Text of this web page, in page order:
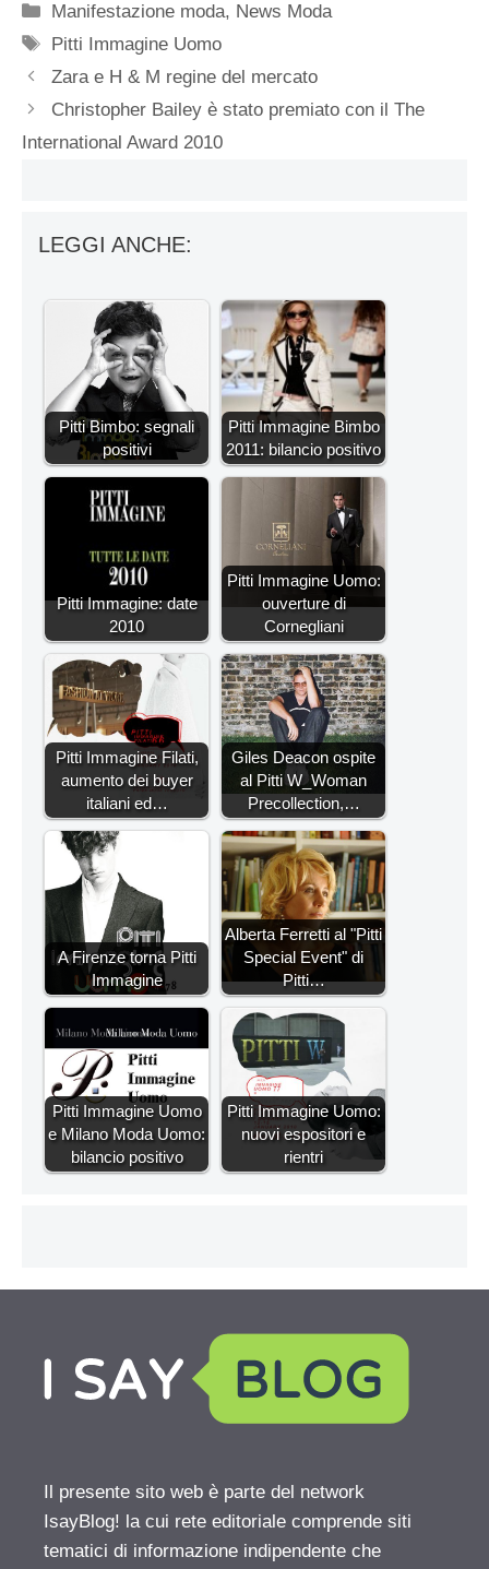
Categorie
Manifestazione moda, News Moda
Tag
Pitti Immagine Uomo
Zara e H & M regine del mercato
Christopher Bailey è stato premiato con il The
International Award 2010
LEGGI ANCHE:
Pitti Bimbo: segnali
positivi
Pitti Immagine Bimbo
2011: bilancio positivo
Pitti Immagine: date
2010
Pitti Immagine Uomo:
ouverture di
Cornegliani
Pitti Immagine Filati,
aumento dei buyer
italiani ed…
Giles Deacon ospite
al Pitti W_Woman
Precollection,…
A Firenze torna Pitti
Immagine
Alberta Ferretti al "Pitti
Special Event" di
Pitti…
Pitti Immagine Uomo
e Milano Moda Uomo:
bilancio positivo
Pitti Immagine Uomo:
nuovi espositori e
rientri
Il presente sito web è parte del network
IsayBlog! la cui rete editoriale comprende siti
tematici di informazione indipendente che